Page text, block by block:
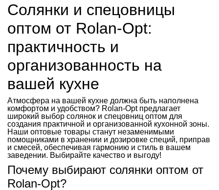
Солянки и спецовницы
оптом от Rolan-Opt:
практичность и
организованность на
вашей кухне
Атмосфера на вашей кухне должна быть наполнена
комфортом и удобством? Rolan-Opt предлагает
широкий выбор солянок и спецовниц оптом для
создания практичной и организованной кухонной зоны.
Наши оптовые товары станут незаменимыми
помощниками в хранении и дозировке специй, приправ
и смесей, обеспечивая гармонию и стиль в вашем
заведении. Выбирайте качество и выгоду!
Почему выбирают солянки оптом от
Rolan-Opt?